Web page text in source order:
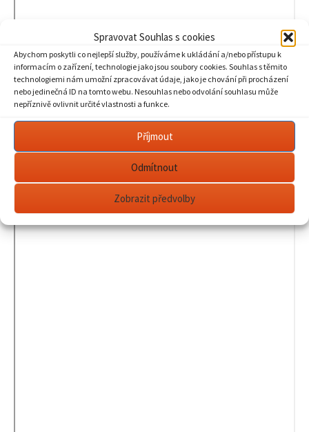
Spravovat Souhlas s cookies
Abychom poskytli co nejlepší služby, používáme k ukládání a/nebo přístupu k
informacím o zařízení, technologie jako jsou soubory cookies. Souhlas s těmito
technologiemi nám umožní zpracovávat údaje, jako je chování při procházení
nebo jedinečná ID na tomto webu. Nesouhlas nebo odvolání souhlasu může
nepříznivě ovlivnit určité vlastnosti a funkce.
Příjmout
Odmítnout
Zobrazit předvolby